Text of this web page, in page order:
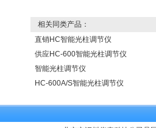
相关同类产品：
直销HC智能光柱调节仪
供应HC-600智能光柱调节仪
智能光柱调节仪
HC-600A/S智能光柱调节仪